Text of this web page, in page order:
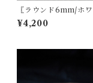
〖ラウンド6mm/ホ
水パールスタッドピア
リング14kgf/SV925
¥4,200